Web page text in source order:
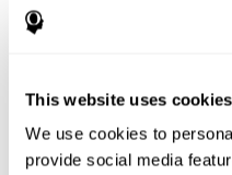
This website uses cookies
We use cookies to
provide social media